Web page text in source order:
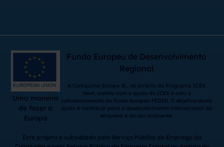
Uma maneira
de fazer a
Europa
Fundo Europeu de Desenvolvimento
Regional
A Comquima Europe SL, no âmbito do Programa ICEX
Next, contou com o apoio do ICEX e com o
cofinanciamento do fundo europeu FEDER. O objetivo deste
apoio é contribuir para o desenvolvimento internacional da
empresa e do seu ambiente.
Este projeto é subsidiado pelo Serviço Público de Emprego da